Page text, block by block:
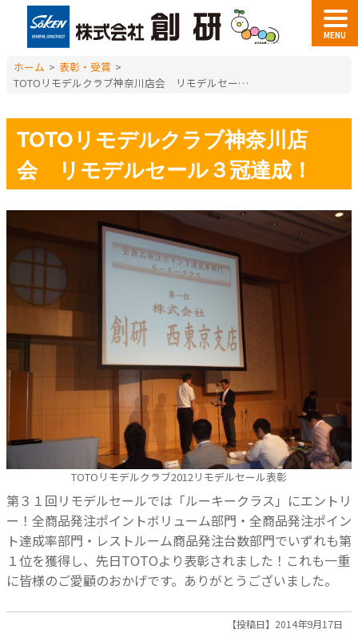
MENU
ホーム > 表彰・受賞 >
TOTOリモデルクラブ神奈川店会 リモデルセール３冠達成！
TOTOリモデルクラブ神奈川店
会 リモデルセール３冠達成！
TOTOリモデルクラブ2012リモデルセール表彰
第３１回リモデルセールでは「ルーキークラス」にエントリ
ー！全商品発注ポイントボリューム部門・全商品発注ポイン
ト達成率部門・レストルーム商品発注台数部門でいずれも第
１位を獲得し、先日TOTOより表彰されました！これも一重
に皆様のご愛顧のおかげです。ありがとうございました。
【投稿日】2014年9月17日